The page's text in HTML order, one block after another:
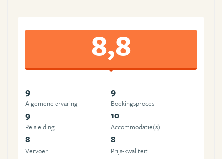
8,8
9
Algemene ervaring
9
Boekingsproces
9
Reisleiding
10
Accommodatie(s)
8
Vervoer
8
Prijs-kwaliteit